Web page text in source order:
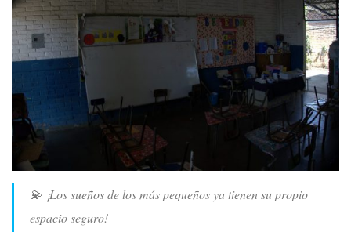
💫 ¡Los sueños de los más pequeños ya tienen su propio
espacio seguro!